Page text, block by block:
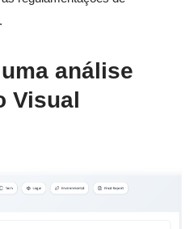
análise
Visual